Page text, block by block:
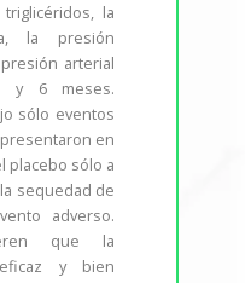
la
la presión
arterial
y 6 meses.
sólo eventos
en
placebo sólo a
sequedad de
adverso.
que la
y bien